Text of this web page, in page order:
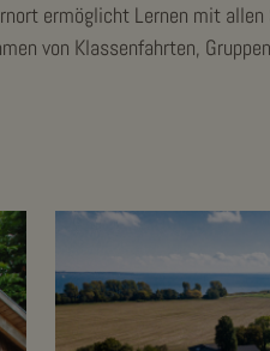
ermöglicht Lernen mit
von Klassenfahrten,